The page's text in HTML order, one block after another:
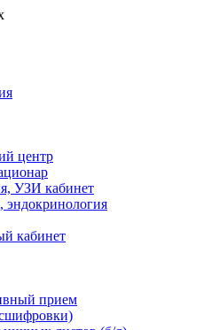
центр
УЗИ кабинет
эндокринология
кабинет
прием